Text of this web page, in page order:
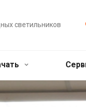
светильников